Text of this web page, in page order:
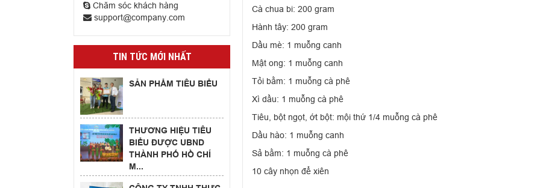
Chăm sóc khách hàng
support@company.com
TIN TỨC MỚI NHẤT
SẢN PHẨM TIÊU BIỂU
THƯƠNG HIỆU TIÊU
BIỂU ĐƯỢC UBND
THÀNH PHỐ HỒ CHÍ
M...
Cà chua bi: 200 gram
Hành tây: 200 gram
Dầu mè: 1 muỗng canh
Mật ong: 1 muỗng canh
Tỏi bằm: 1 muỗng cà phê
Xì dầu: 1 muỗng cà phê
Tiêu, bột ngọt, ớt bột: mội thứ 1/4 muỗng cà phê
Dầu hào: 1 muỗng canh
Sả bằm: 1 muỗng cà phê
10 cây nhọn để xiên